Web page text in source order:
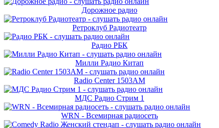
Дорожное радио
Ретроклуб Радиотеатр
Радио РБК
Милли Радио Китап
Radio Center 1503AM
МДС Радио Стрим 1
WRN - Всемирная радиосеть